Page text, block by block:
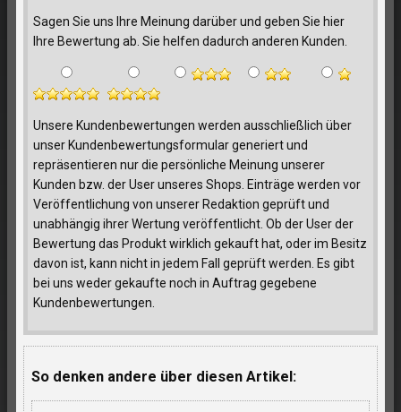
Sagen Sie uns Ihre Meinung darüber und geben Sie hier
Ihre Bewertung ab. Sie helfen dadurch anderen Kunden.
Unsere Kundenbewertungen werden ausschließlich über
unser Kundenbewertungsformular generiert und
repräsentieren nur die persönliche Meinung unserer
Kunden bzw. der User unseres Shops. Einträge werden vor
Veröffentlichung von unserer Redaktion geprüft und
unabhängig ihrer Wertung veröffentlicht. Ob der User der
Bewertung das Produkt wirklich gekauft hat, oder im Besitz
davon ist, kann nicht in jedem Fall geprüft werden. Es gibt
bei uns weder gekaufte noch in Auftrag gegebene
Kundenbewertungen.
So denken andere über diesen Artikel: